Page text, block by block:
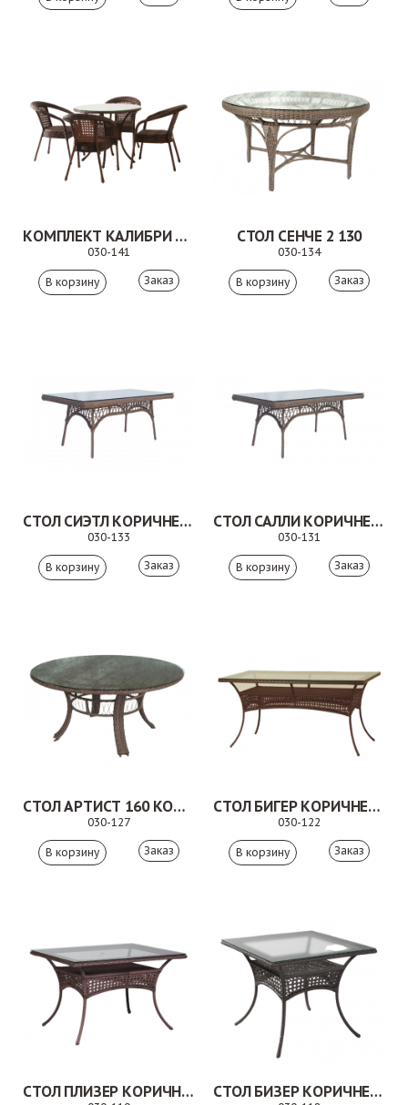
КОМПЛЕКТ КАЛИБРИ КОРИЧНЕВЫЙ
030-141
Заказ
СТОЛ СЕНЧЕ 2 130
030-134
Заказ
СТОЛ СИЭТЛ КОРИЧНЕВЫЙ
030-133
Заказ
СТОЛ САЛЛИ КОРИЧНЕВЫЙ
030-131
Заказ
СТОЛ АРТИСТ 160 КОРИЧНЕВЫЙ
030-127
Заказ
СТОЛ БИГЕР КОРИЧНЕВЫЙ
030-122
Заказ
СТОЛ ПЛИЗЕР КОРИЧНЕВЫЙ СТОЛ БИЗЕР КОРИЧНЕВЫЙ